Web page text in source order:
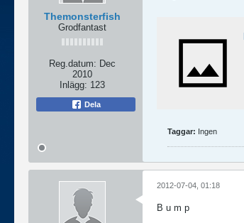
Themonsterfish
Grodfantast
Reg.datum: Dec
2010
Inlägg: 123
Dela
Taggar: Ingen
2012-07-04, 01:18
B u m p